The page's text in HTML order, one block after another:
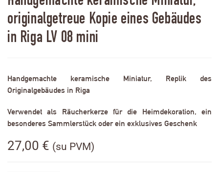
originalgetreue Kopie eines Gebäudes
in Riga LV 08 mini
Handgemachte keramische Miniatur, Replik des
Originalgebäudes in Riga
Verwendet als Räucherkerze für die Heimdekoration, ein
besonderes Sammlerstück oder ein exklusives Geschenk
27,00 € (su PVM)